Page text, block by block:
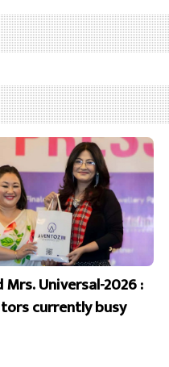
Mrs. Universal-2026 :
currently busy